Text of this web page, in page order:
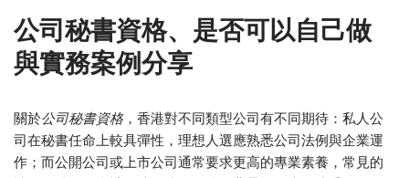
公司秘書資格、是否可以自己做
與實務案例分享
關於公司秘書資格 ，香港對不同類型公司有不同期待：私人公
司在秘書任命上較具彈性，理想人選應熟悉公司法例與企業運
作；而公開公司或上市公司通常要求更高的專業素養，常見的